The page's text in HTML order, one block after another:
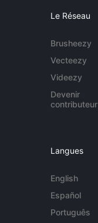
Le Réseau
Brusheezy
Vecteezy
Videezy
Devenir
contributeur
Langues
English
Español
Português